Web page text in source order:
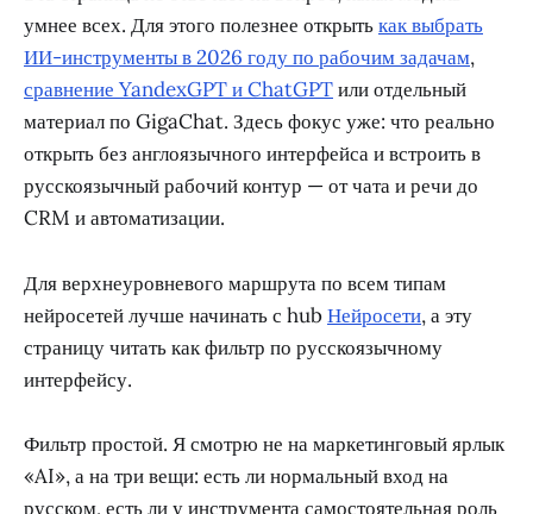
умнее всех. Для этого полезнее открытькак выбрать
ИИ-инструменты в 2026 году по рабочим задачам,
сравнение YandexGPT и ChatGPTили отдельный
материал по GigaChat. Здесь фокус уже: что реально
открыть без англоязычного интерфейса и встроить в
русскоязычный рабочий контур — от чата и речи до
CRM и автоматизации.
Для верхнеуровневого маршрута по всем типам
нейросетей лучше начинать с hubНейросети, а эту
страницу читать как фильтр по русскоязычному
интерфейсу.
Фильтр простой. Я смотрю не на маркетинговый ярлык
«AI», а на три вещи: есть ли нормальный вход на
русском, есть ли у инструмента самостоятельная роль